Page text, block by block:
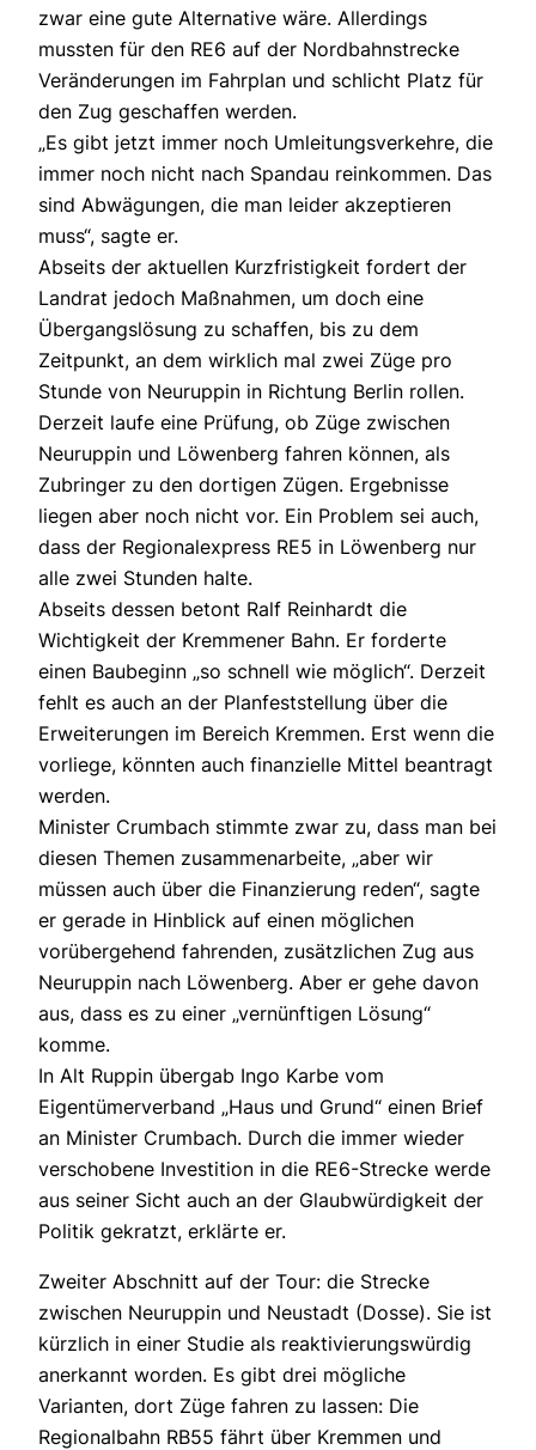
zwar eine gute Alternative wäre. Allerdings
mussten für den RE6 auf der Nordbahnstrecke
Veränderungen im Fahrplan und schlicht Platz für
den Zug geschaffen werden.
„Es gibt jetzt immer noch Umleitungsverkehre, die
immer noch nicht nach Spandau reinkommen. Das
sind Abwägungen, die man leider akzeptieren
muss“, sagte er.
Abseits der aktuellen Kurzfristigkeit fordert der
Landrat jedoch Maßnahmen, um doch eine
Übergangslösung zu schaffen, bis zu dem
Zeitpunkt, an dem wirklich mal zwei Züge pro
Stunde von Neuruppin in Richtung Berlin rollen.
Derzeit laufe eine Prüfung, ob Züge zwischen
Neuruppin und Löwenberg fahren können, als
Zubringer zu den dortigen Zügen. Ergebnisse
liegen aber noch nicht vor. Ein Problem sei auch,
dass der Regionalexpress RE5 in Löwenberg nur
alle zwei Stunden halte.
Abseits dessen betont Ralf Reinhardt die
Wichtigkeit der Kremmener Bahn. Er forderte
einen Baubeginn „so schnell wie möglich“. Derzeit
fehlt es auch an der Planfeststellung über die
Erweiterungen im Bereich Kremmen. Erst wenn die
vorliege, könnten auch finanzielle Mittel beantragt
werden.
Minister Crumbach stimmte zwar zu, dass man bei
diesen Themen zusammenarbeite, „aber wir
müssen auch über die Finanzierung reden“, sagte
er gerade in Hinblick auf einen möglichen
vorübergehend fahrenden, zusätzlichen Zug aus
Neuruppin nach Löwenberg. Aber er gehe davon
aus, dass es zu einer „vernünftigen Lösung“
komme.
In Alt Ruppin übergab Ingo Karbe vom
Eigentümerverband „Haus und Grund“ einen Brief
an Minister Crumbach. Durch die immer wieder
verschobene Investition in die RE6-Strecke werde
aus seiner Sicht auch an der Glaubwürdigkeit der
Politik gekratzt, erklärte er.
Zweiter Abschnitt auf der Tour: die Strecke
zwischen Neuruppin und Neustadt (Dosse). Sie ist
kürzlich in einer Studie als reaktivierungswürdig
anerkannt worden. Es gibt drei mögliche
Varianten, dort Züge fahren zu lassen: Die
Regionalbahn RB55 fährt über Kremmen und